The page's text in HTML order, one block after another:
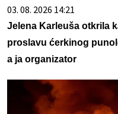
03. 08. 2026 14:21
Jelena Karleuša otkrila
proslavu ćerkinog
a ja organizator